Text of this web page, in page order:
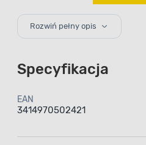
Rozwiń pełny opis
Specyfikacja
EAN
3414970502421